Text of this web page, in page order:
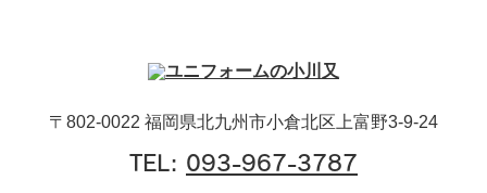
〒802-0022 福岡県北九州市小倉北区上富野3-9-24
TEL: 093-967-3787